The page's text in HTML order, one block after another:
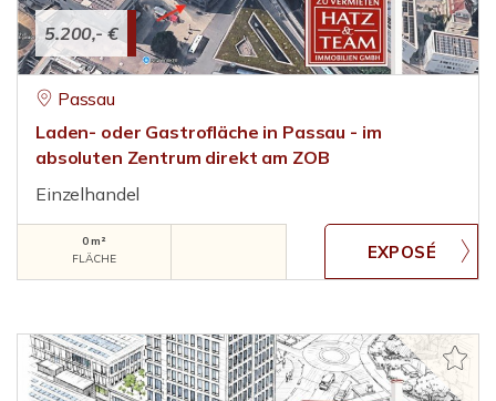
5.200,- €
Passau
Laden- oder Gastrofläche in Passau - im
absoluten Zentrum direkt am ZOB
Einzelhandel
0 m²
FLÄCHE